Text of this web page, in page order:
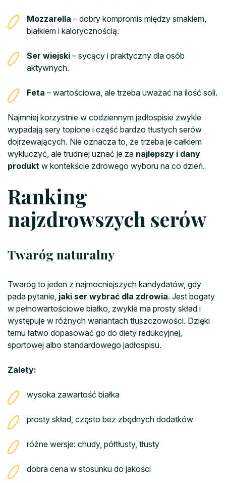
Mozzarella – dobry kompromis między smakiem,
białkiem i kalorycznością.
Ser wiejski – sycący i praktyczny dla osób
aktywnych.
Feta – wartościowa, ale trzeba uważać na ilość soli.
Najmniej korzystnie w codziennym jadłospisie zwykle
wypadają sery topione i część bardzo tłustych serów
dojrzewających. Nie oznacza to, że trzeba je całkiem
wykluczyć, ale trudniej uznać je za najlepszy i dany
produkt w kontekście zdrowego wyboru na co dzień.
Ranking
najzdrowszych serów
Twaróg naturalny
Twaróg to jeden z najmocniejszych kandydatów, gdy
pada pytanie, jaki ser wybrać dla zdrowia. Jest bogaty
w pełnowartościowe białko, zwykle ma prosty skład i
występuje w różnych wariantach tłuszczowości. Dzięki
temu łatwo dopasować go do diety redukcyjnej,
sportowej albo standardowego jadłospisu.
Zalety:
wysoka zawartość białka
prosty skład, często bez zbędnych dodatków
różne wersje: chudy, półtłusty, tłusty
dobra cena w stosunku do jakości